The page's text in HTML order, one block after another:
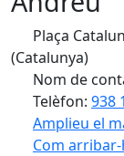
Plaça
(Catalunya)
Nom de
Telèfon: 938
Amplieu el
Com